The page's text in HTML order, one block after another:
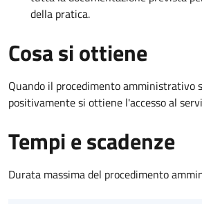
della pratica.
Cosa si ottiene
Quando il procedimento amministrativo
positivamente si ottiene l'accesso al
Tempi e scadenze
Durata massima del procedimento